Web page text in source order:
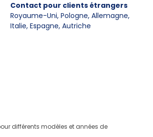
Contact pour clients étrangers
Royaume-Uni, Pologne, Allemagne,
Italie, Espagne, Autriche
différents modèles et années de